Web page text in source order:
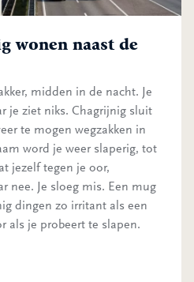
wonen naast de
midden in de nacht. Je
je ziet niks. Chagrijnig sluit
te mogen wegzakken in
word je weer slaperig, tot
jezelf tegen je oor,
nee. Je sloeg mis. Een mug
dingen zo irritant als een
als je probeert te slapen.